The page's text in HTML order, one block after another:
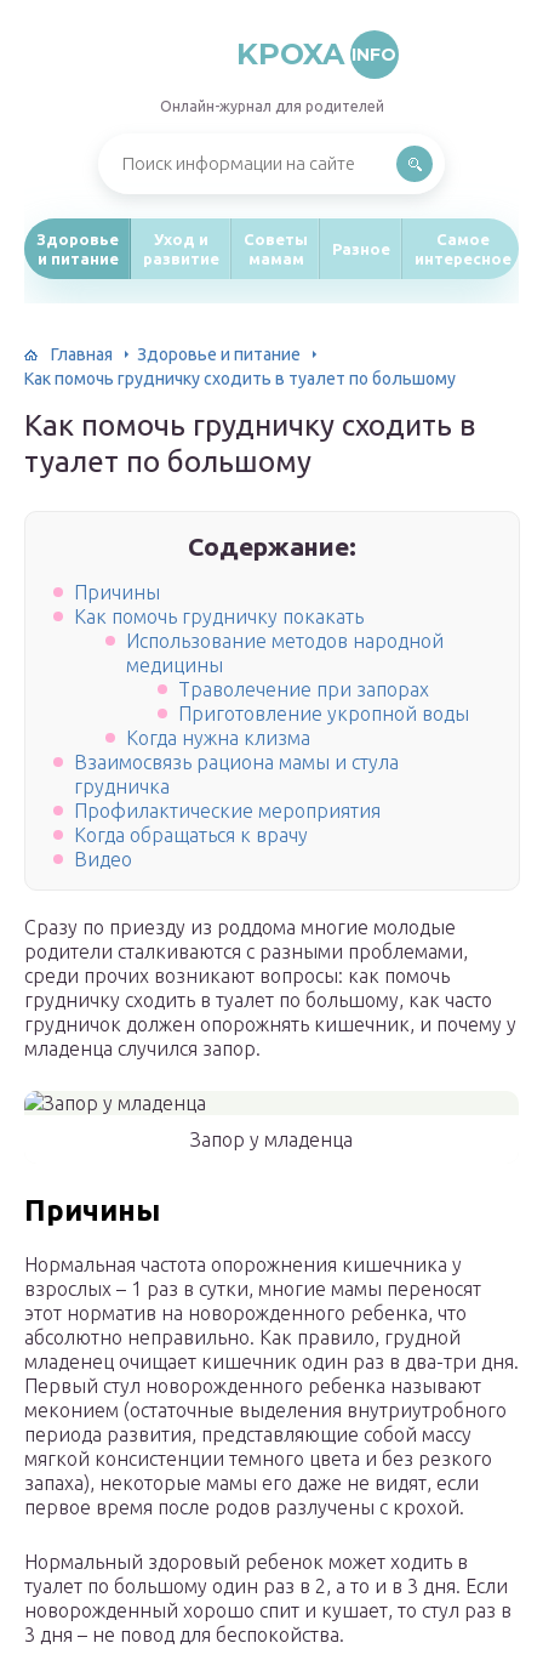
KPOXA INFO
Онлайн-журнал для родителей
Здоровье
и питание
Уход и
развитие
Советы
мамам
Разное
Самое
интересное
Главная
Здоровье и питание
Как помочь грудничку сходить в туалет по большому
Как помочь грудничку сходить в
туалет по большому
Содержание:
Причины
Как помочь грудничку покакать
Использование методов народной
медицины
Траволечение при запорах
Приготовление укропной воды
Когда нужна клизма
Взаимосвязь рациона мамы и стула
грудничка
Профилактические мероприятия
Когда обращаться к врачу
Видео
Сразу по приезду из роддома многие молодые
родители сталкиваются с разными проблемами,
среди прочих возникают вопросы: как помочь
грудничку сходить в туалет по большому, как часто
грудничок должен опорожнять кишечник, и почему у
младенца случился запор.
Запор у младенца
Причины
Нормальная частота опорожнения кишечника у
взрослых – 1 раз в сутки, многие мамы переносят
этот норматив на новорожденного ребенка, что
абсолютно неправильно. Как правило, грудной
младенец очищает кишечник один раз в два-три дня.
Первый стул новорожденного ребенка называют
меконием (остаточные выделения внутриутробного
периода развития, представляющие собой массу
мягкой консистенции темного цвета и без резкого
запаха), некоторые мамы его даже не видят, если
первое время после родов разлучены с крохой.
Нормальный здоровый ребенок может ходить в
туалет по большому один раз в 2, а то и в 3 дня. Если
новорожденный хорошо спит и кушает, то стул раз в
3 дня – не повод для беспокойства.